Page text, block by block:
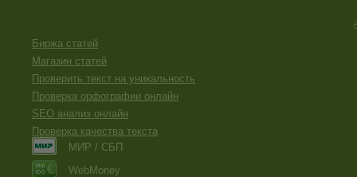
Биржа статей
Магазин статей
Проверить текст на уникальность
Проверка орфографии онлайн
SEO анализ онлайн
Проверка качества текста
МИР / СБП
WebMoney